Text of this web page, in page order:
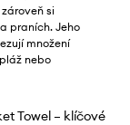
si
praních. Jeho
množení
nebo
Towel – klíčové